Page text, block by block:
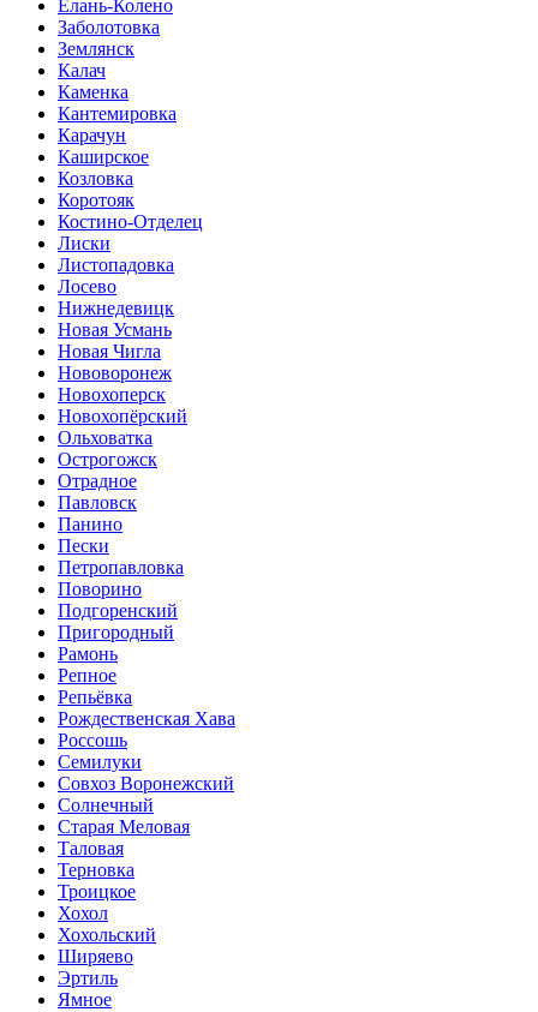
Елань-Колено
Заболотовка
Землянск
Калач
Каменка
Кантемировка
Карачун
Каширское
Козловка
Коротояк
Костино-Отделец
Лиски
Листопадовка
Лосево
Нижнедевицк
Новая Усмань
Новая Чигла
Нововоронеж
Новохоперск
Новохопёрский
Ольховатка
Острогожск
Отрадное
Павловск
Панино
Пески
Петропавловка
Поворино
Подгоренский
Пригородный
Рамонь
Репное
Репьёвка
Рождественская Хава
Россошь
Семилуки
Совхоз Воронежский
Солнечный
Старая Меловая
Таловая
Терновка
Троицкое
Хохол
Хохольский
Ширяево
Эртиль
Ямное